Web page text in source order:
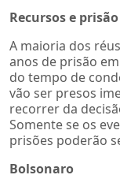
Recursos e prisão
A maioria dos
anos de prisão
do tempo de
vão ser presos
recorrer da
Somente se os
prisões poderão
Bolsonaro